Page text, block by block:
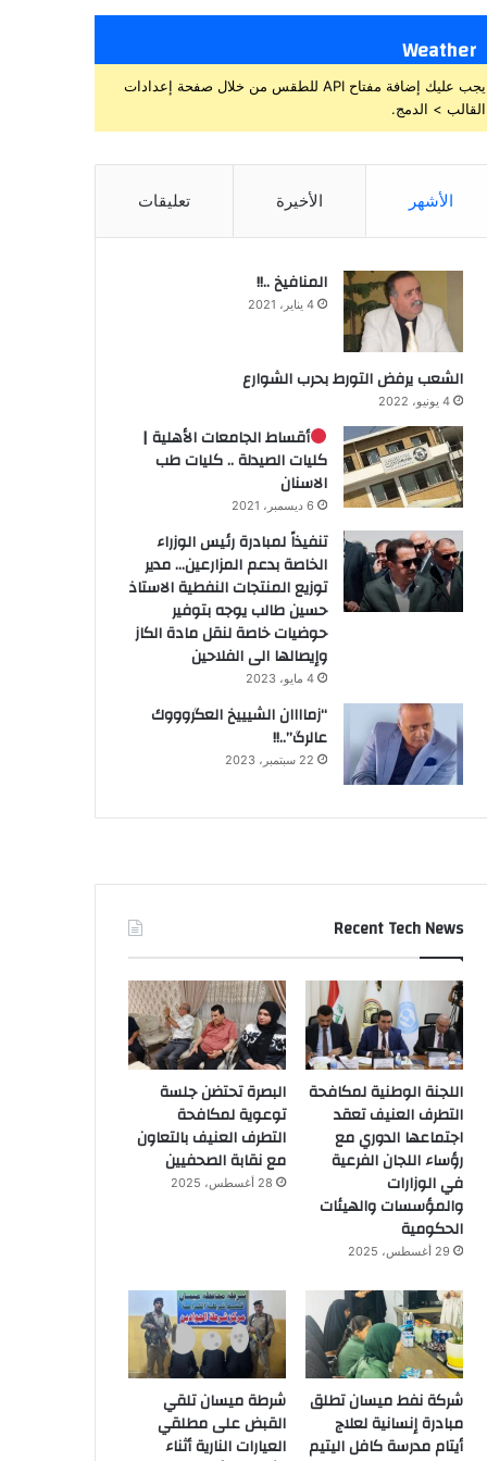
Weather
يجب عليك إضافة مفتاح API للطقس من خلال صفحة إعدادات
القالب > الدمج.
الأشهر الأخيرة تعليقات
المنافيخ ..!!
4 يناير، 2021
الشعب يرفض التورط بحرب الشوارع
4 يونيو، 2022
أقساط الجامعات الأهلية |
كليات الصيدلة .. كليات طب
الاسنان
6 ديسمبر، 2021
تنفيذاً لمبادرة رئيس الوزراء
الخاصة بدعم المزارعين… مدير
توزيع المنتجات النفطية الاستاذ
حسين طالب يوجه بتوفير
حوضيات خاصة لنقل مادة الكاز
وإيصالها الى الفلاحين
4 مايو، 2023
“زماااان الشيييخ العگروووك
عالرگ”..!!
22 سبتمبر، 2023
Recent Tech News
اللجنة الوطنية لمكافحة
التطرف العنيف تعقد
اجتماعها الدوري مع
رؤساء اللجان الفرعية
في الوزارات
والمؤسسات والهيئات
الحكومية
29 أغسطس، 2025
البصرة تحتضن جلسة
توعوية لمكافحة
التطرف العنيف بالتعاون
مع نقابة الصحفيين
28 أغسطس، 2025
شركة نفط ميسان تطلق
مبادرة إنسانية لعلاج
أيتام مدرسة كافل اليتيم
شرطة ميسان تلقي
القبض على مطلقي
العيارات النارية أثناء